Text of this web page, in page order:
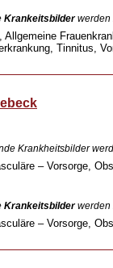
Krankeitsbilderwerden
Allgemeine
Tinnitus,
Krankheitsbilder
– Vorsorge,
Krankeitsbilderwerden
– Vorsorge,